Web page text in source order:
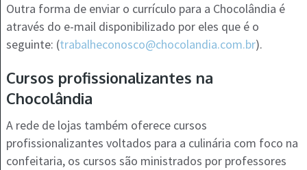
Outra forma de enviar o currículo para a Chocolândia é
através do e-mail disponibilizado por eles que é o
seguinte: (trabalheconosco@chocolandia.com.br).
Cursos profissionalizantes na
Chocolândia
A rede de lojas também oferece cursos
profissionalizantes voltados para a culinária com foco na
confeitaria, os cursos são ministrados por professores